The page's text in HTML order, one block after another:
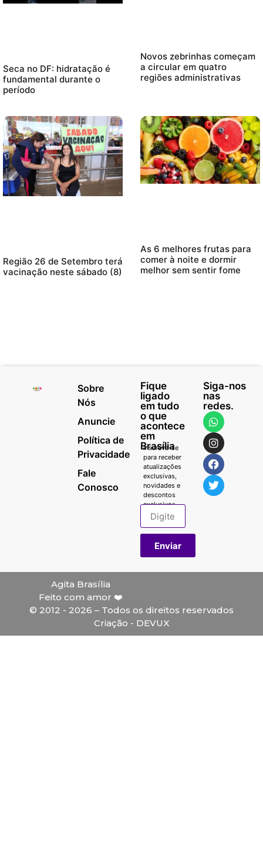
Seca no DF: hidratação é
fundamental durante o
período
Novos zebrinhas começam
a circular em quatro
regiões administrativas
Região 26 de Setembro terá
vacinação neste sábado (8)
As 6 melhores frutas para
comer à noite e dormir
melhor sem sentir fome
Sobre
Nós
Anuncie
Política de
Privacidade
Fale
Conosco
Fique
ligado
em tudo
o que
acontece
em
Brasília
Inscreva-se
para receber
atualizações
exclusivas,
novidades e
descontos
exclusivos.
Enviar
Siga-nos
nas
redes.
Agita Brasília
Feito com amor ❤️
© 2012 - 2026 – Todos os direitos reservados
Criação - DEVUX